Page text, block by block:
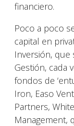
financiero.
Poco a poco
capital en
Inversión, que
Gestión, cada
fondos de
Iron, Easo
Partners,
Management,